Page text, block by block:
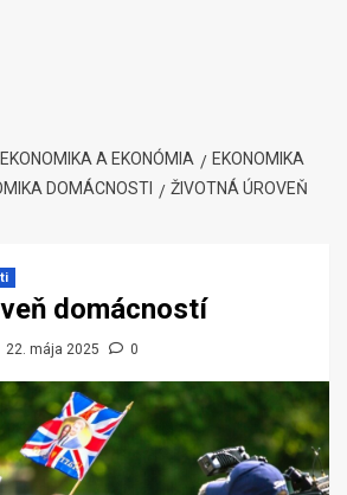
EKONOMIKA A EKONÓMIA
EKONOMIKA
DOMÁCNOSTI
ŽIVOTNÁ ÚROVEŇ
domácností
22. mája 2025 0